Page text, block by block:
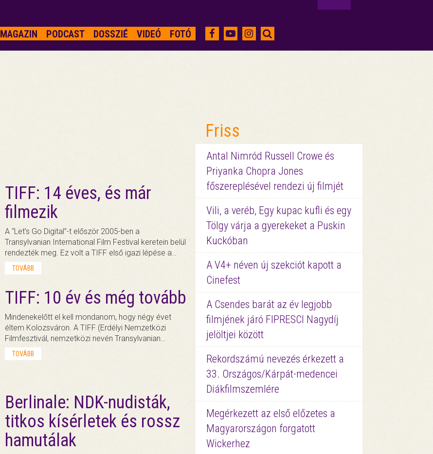
MAGAZIN PODCAST DOSSZIÉ VIDEÓ FOTÓ
TIFF: 14 éves, és már
filmezik
A “Let’s Go Digital”-t először 2005-ben a
Transylvanian International Film Festival keretein belül
rendezték meg. Ez volt a TIFF első igazi lépése a…
TOVÁBB
TIFF: 10 év és még tovább
Mindenekelőtt el kell mondanom, hogy négy évet
éltem Kolozsváron. A TIFF (Erdélyi Nemzetközi
Filmfesztivál, nemzetközi nevén Transylvanian…
TOVÁBB
Berlinale: NDK-nudisták,
titkos kísérletek és rossz
hamutálak
Friss
Antal Nimród Russell Crowe és
Priyanka Chopra Jones
főszereplésével rendezi új filmjét
Vili, a veréb, Egy kupac kufli és egy
Tölgy várja a gyerekeket a Puskin
Kuckóban
A V4+ néven új szekciót kapott a
Cinefest
A Csendes barát az év legjobb
filmjének járó FIPRESCI Nagydíj
jelöltjei között
Rekordszámú nevezés érkezett a
33. Országos/Kárpát-medencei
Diákfilmszemlére
Megérkezett az első előzetes a
Magyarországon forgatott
Wickerhez